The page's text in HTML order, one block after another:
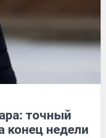
точный
конец недели